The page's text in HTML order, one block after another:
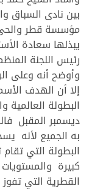
بين نادى السباق
مؤسسة قطر والحى
يبذلها سعادة
رئيس اللجنة
وأوضح أنه وعلى
إلا أن الهدف
البطولة
ديسمبر المقبل
به الجميع لأنه
البطولة التي
كبيرة
القطرية التي